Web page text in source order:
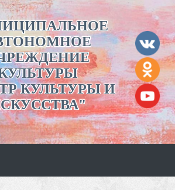
КУЛЬТУРЫ И